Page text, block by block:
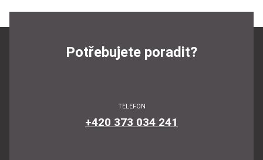
Potřebujete poradit?
TELEFON
+420 373 034 241